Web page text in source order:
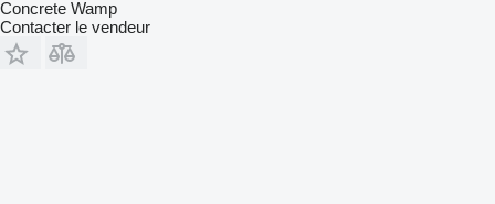
Concrete Wamp
Contacter le vendeur